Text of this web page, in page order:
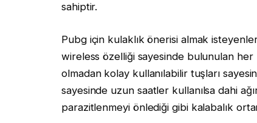
sahiptir.
Pubg için kulaklık önerisi almak
wireless özelliği sayesinde bulunulan her
olmadan kolay kullanılabilir tuşları
sayesinde uzun saatler kullanılsa dahi
parazitlenmeyi önlediği gibi kalabalık